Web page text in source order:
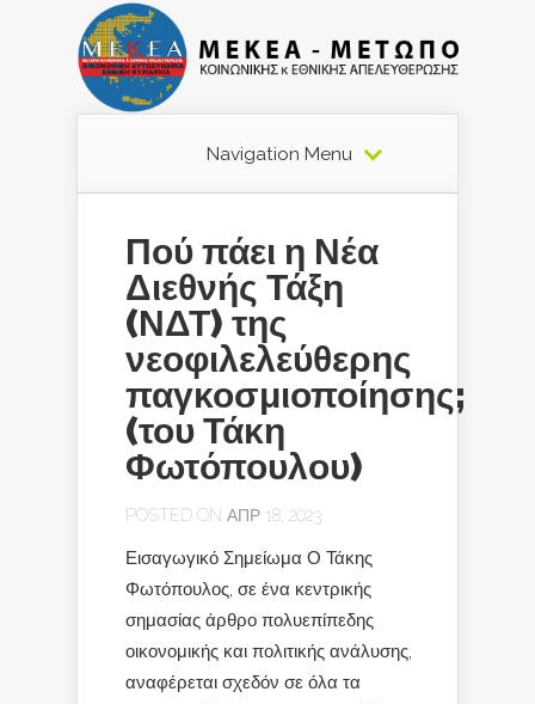
Navigation Menu
Πού πάει η Νέα
Διεθνής Τάξη
(ΝΔΤ) της
νεοφιλελεύθερης
παγκοσμιοποίησης;
(του Τάκη
Φωτόπουλου)
POSTED ON ΑΠΡ 18, 2023
Εισαγωγικό Σημείωμα Ο Τάκης
Φωτόπουλος, σε ένα κεντρικής
σημασίας άρθρο πολυεπίπεδης
οικονομικής και πολιτικής ανάλυσης,
αναφέρεται σχεδόν σε όλα τα